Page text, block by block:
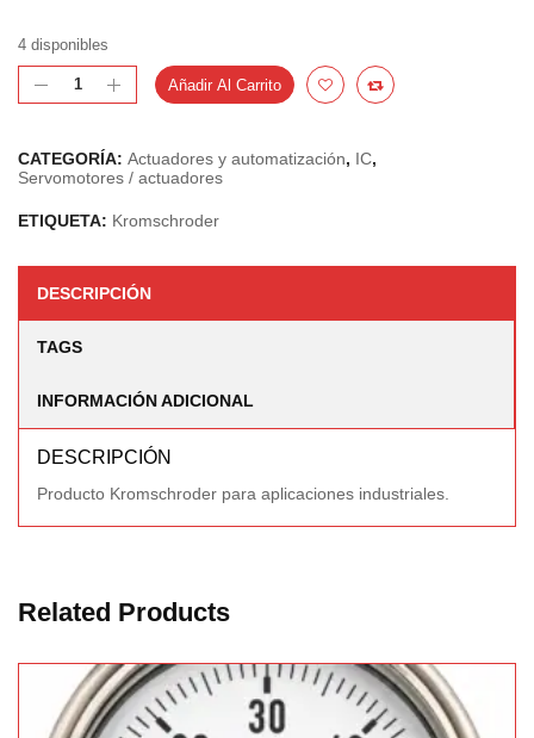
4 disponibles
Añadir Al Carrito
CATEGORÍA: Actuadores y automatización, IC,
Servomotores / actuadores
ETIQUETA: Kromschroder
DESCRIPCIÓN
TAGS
INFORMACIÓN ADICIONAL
DESCRIPCIÓN
Producto Kromschroder para aplicaciones industriales.
Related Products